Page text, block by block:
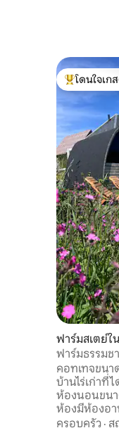
โดนใจเกสต์
โดนใจเก
ฟาร์มสเตย์ใ
ฟาร์มธรรมช
คอทเทจขนา
บ้านไร่เก่าที่
ห้องนอนขน
ห้องมีห้องอ
ห้องครัวเต็ม
ครอบครัว · ส